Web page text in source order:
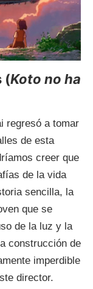
(Koto no ha
regresó a tomar
de esta
creer que
de la vida
sencilla, la
que se
de la luz y la
construcción de
imperdible
director.